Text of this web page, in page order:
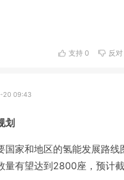
支持 0 反对
20 09:43
划
国家和地区的氢能发展路
量有望达到2800座，预计